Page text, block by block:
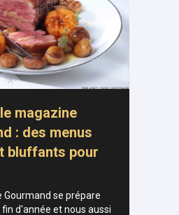
magazine
: des menus
bluffants pour
Gourmand se prépare
d'année et nous aussi